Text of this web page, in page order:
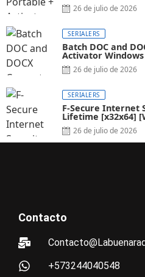
26 de julio de 2026
SERIALERS
Batch DOC and
Activator Windows
26 de julio de 2026
SERIALERS
F-Secure Internet
Lifetime [x32x64]
26 de julio de 2026
Contacto
+573244040548